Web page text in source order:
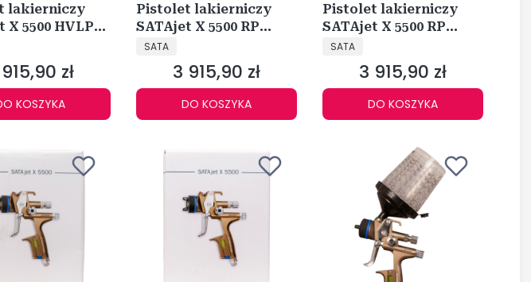
lakierniczy
X 5500 HVLP
1,3 I RPS
zł
KOSZYKA
Pistolet lakierniczy
SATAjet X 5500 RP
DIGITAL 1,2 O RPS
1061788
PRODUCENT
SATA
Cena
3 915,90 zł
DO KOSZYKA
Pistolet lakierniczy
SATAjet X 5500 RP
DIGITAL 1,3 I RPS
1061697
PRODUCENT
SATA
Cena
3 915,90 zł
DO KOSZYKA